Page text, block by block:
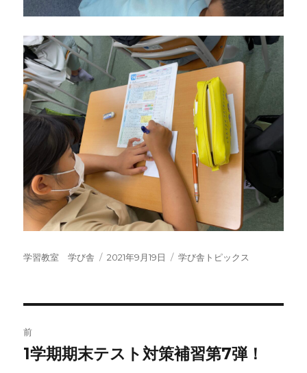
投
学習教室 学び舎
投
2021年9月19日
カ
学び舎トピックス
稿
前
前
1学期期末テスト対策補習第7弾！